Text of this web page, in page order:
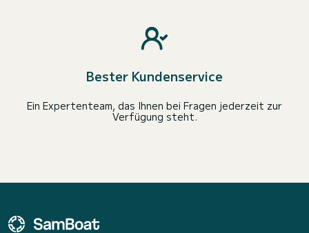
Bester Kundenservice
Ein Expertenteam, das Ihnen bei Fragen jederzeit zur
Verfügung steht.